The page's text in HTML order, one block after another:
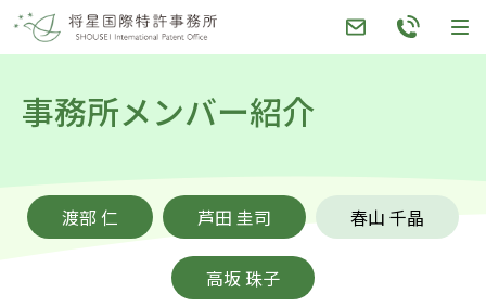
Skip
事務所メンバー紹介
渡部 仁 芦田 圭司 春山 千晶
高坂 珠子